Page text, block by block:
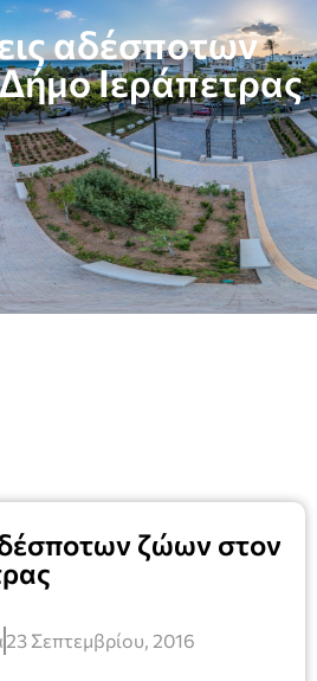
αδέσποτων
Ιεράπετρας
ζώων στον
23 Σεπτεμβρίου, 2016